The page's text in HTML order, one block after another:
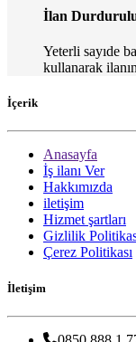
İlan
Yeterli sayıde
kullanarak
İçerik
Anasayfa
İş ilanı Ver
Hakkımızda
iletişim
Hizmet şartları
Gizlilik
Çerez Politikası
İletişim